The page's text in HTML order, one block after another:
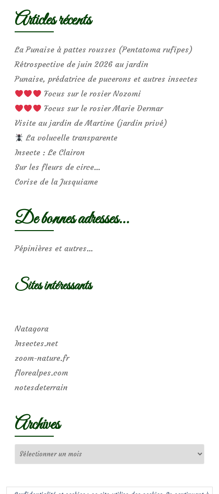
Articles récents
La Punaise à pattes rousses (Pentatoma rufipes)
Rétrospective de juin 2026 au jardin
Punaise, prédatrice de pucerons et autres insectes
Focus sur le rosier Nozomi
Focus sur le rosier Marie Dermar
Visite au jardin de Martine (jardin privé)
La volucelle transparente
Insecte : Le Clairon
Sur les fleurs de circe…
Corise de la Jusquiame
De bonnes adresses…
Pépinières et autres…
Sites intéressants
Natagora
Insectes.net
zoom-nature.fr
florealpes.com
notesdeterrain
Archives